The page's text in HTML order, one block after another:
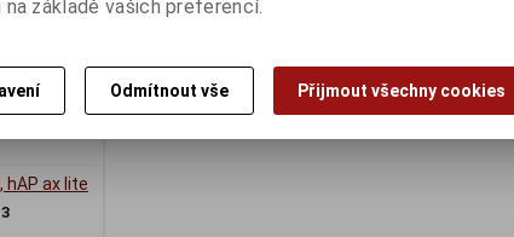
hAP ax lite
3
na základě vašich preferencí.
Odmítnout vše Přijmout všechny cookies